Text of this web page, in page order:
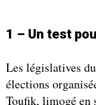
1 – Un test
Les législatives
élections
Toufik, limogé en